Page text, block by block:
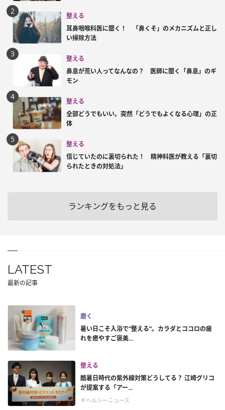
整える
耳鼻咽喉科医に聞く！ 「鼻くそ」のメカニズムと正し
い掃除方法
整える
鼻息が荒い人ってなんなの？ 医師に聞く「鼻息」のギ
モン
整える
全部どうでもいい。突然「どうでもよくなる心理」の正
体
整える
信じていたのに裏切られた！ 精神科医が教える「裏切
られたときの対処法」
ランキングをもっと見る
LATEST
最新の記事
磨く
暑い日こそ入浴で“整える”。カラダとココロの疲
れを癒やすご褒美...
整える
酷暑日時代の紫外線対策どうしてる？ 江崎グリコ
が提案する「アー...
＃ヘルシーニュース